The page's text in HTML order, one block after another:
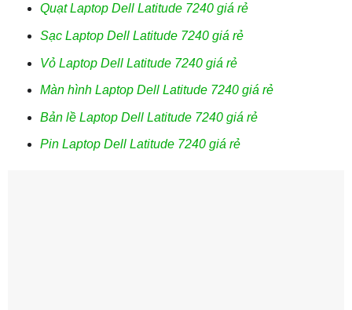
Quạt Laptop Dell Latitude 7240 giá rẻ
Sạc Laptop Dell Latitude 7240 giá rẻ
Vỏ Laptop Dell Latitude 7240 giá rẻ
Màn hình Laptop Dell Latitude 7240 giá rẻ
Bản lề Laptop Dell Latitude 7240 giá rẻ
Pin Laptop Dell Latitude 7240 giá rẻ